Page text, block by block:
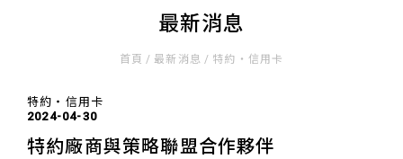
最新消息
首頁 / 最新消息 / 特約‧信用卡
特約‧信用卡
2024-04-30
特約廠商與策略聯盟合作夥伴